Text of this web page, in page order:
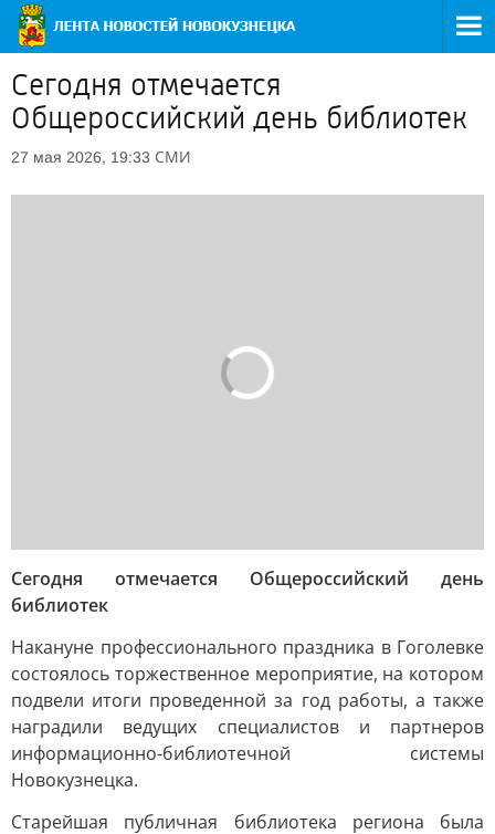
Сегодня отмечается
Общероссийский день библиотек
27 мая 2026, 19:33 СМИ
Сегодня отмечается Общероссийский день
библиотек
Накануне профессионального праздника в Гоголевке
состоялось торжественное мероприятие, на котором
подвели итоги проведенной за год работы, а также
наградили ведущих специалистов и партнеров
информационно-библиотечной системы
Новокузнецка.
Старейшая публичная библиотека региона была